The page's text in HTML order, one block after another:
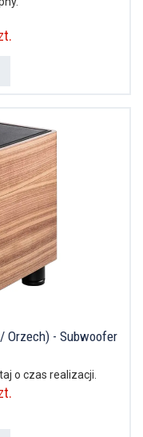
Orzech) - Subwoofer
o czas realizacji.